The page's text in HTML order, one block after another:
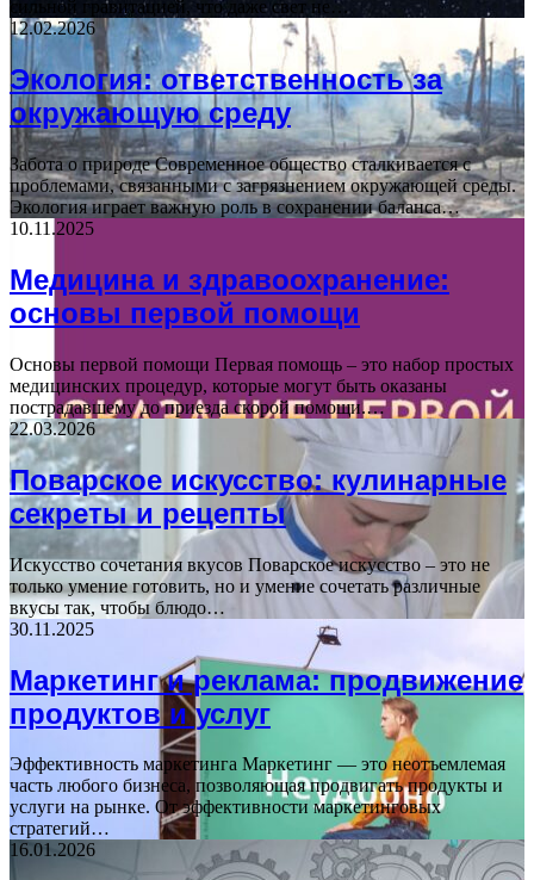
сильной гравитацией, что даже свет не…
12.02.2026
Экология: ответственность за
окружающую среду
Забота о природе Современное общество сталкивается с
проблемами, связанными с загрязнением окружающей среды.
Экология играет важную роль в сохранении баланса…
10.11.2025
Медицина и здравоохранение:
основы первой помощи
Основы первой помощи Первая помощь – это набор простых
медицинских процедур, которые могут быть оказаны
пострадавшему до приезда скорой помощи.…
22.03.2026
Поварское искусство: кулинарные
секреты и рецепты
Искусство сочетания вкусов Поварское искусство – это не
только умение готовить, но и умение сочетать различные
вкусы так, чтобы блюдо…
30.11.2025
Маркетинг и реклама: продвижение
продуктов и услуг
Эффективность маркетинга Маркетинг — это неотъемлемая
часть любого бизнеса, позволяющая продвигать продукты и
услуги на рынке. От эффективности маркетинговых
стратегий…
16.01.2026